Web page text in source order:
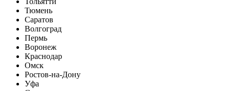
Тюмень
Саратов
Волгоград
Пермь
Воронеж
Краснодар
Омск
Ростов-на-Дону
Уфа